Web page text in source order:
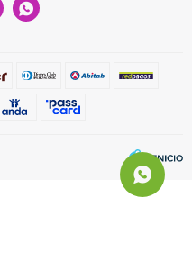
